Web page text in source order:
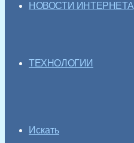
НОВОСТИ ИНТЕРНЕТА
ТЕХНОЛОГИИ
Искать